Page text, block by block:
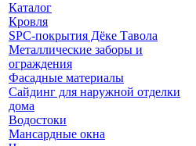
Каталог
Кровля
SPC-покрытия Дёке Тавола
Металлические заборы и
ограждения
Фасадные материалы
Сайдинг для наружной отделки
дома
Водостоки
Мансардные окна